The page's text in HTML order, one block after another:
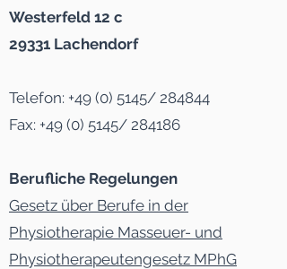
Westerfeld 12 c
29331 Lachendorf
Telefon: +49 (0) 5145/ 284844
Fax: +49 (0) 5145/ 284186
Berufliche Regelungen
Gesetz über Berufe in der
Physiotherapie Masseuer- und
Physiotherapeutengesetz MPhG